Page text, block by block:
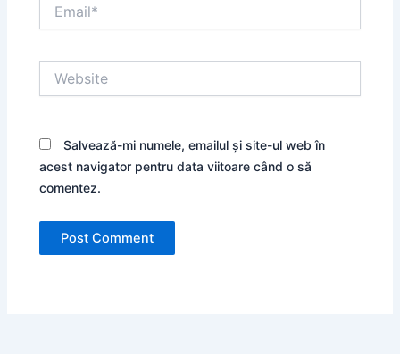
Salvează-mi numele, emailul și site-ul web în
acest navigator pentru data viitoare când o să
comentez.